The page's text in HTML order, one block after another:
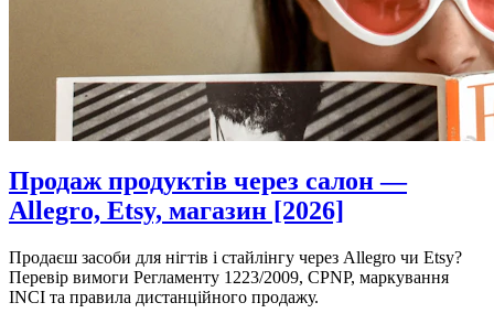
Продаж продуктів через салон —
Allegro, Etsy, магазин [2026]
Продаєш засоби для нігтів і стайлінгу через Allegro чи Etsy?
Перевір вимоги Регламенту 1223/2009, CPNP, маркування
INCI та правила дистанційного продажу.